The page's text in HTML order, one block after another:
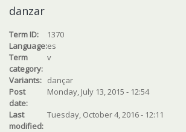
danzar
Term ID:
1370
Language:es
Term
category:
v
Variants: dançar
Post
date:
Monday, July 13, 2015 - 12:54
Last
modified:
Tuesday, October 4, 2016 - 12:11